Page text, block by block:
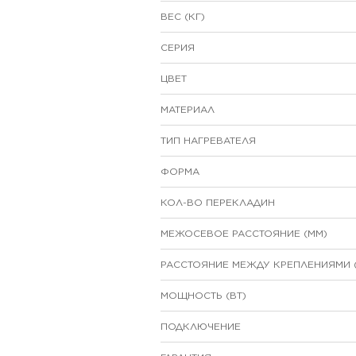
ВЕС (КГ)
СЕРИЯ
ЦВЕТ
МАТЕРИАЛ
ТИП НАГРЕВАТЕЛЯ
ФОРМА
КОЛ-ВО ПЕРЕКЛАДИН
МЕЖОСЕВОЕ РАССТОЯНИЕ (ММ)
РАССТОЯНИЕ МЕЖДУ КРЕПЛЕНИЯМИ
МОЩНОСТЬ (ВТ)
ПОДКЛЮЧЕНИЕ